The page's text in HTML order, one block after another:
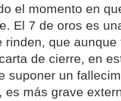
el momento en
El 7 de oros es
rinden, que
de cierre, en
suponer un
es más grave